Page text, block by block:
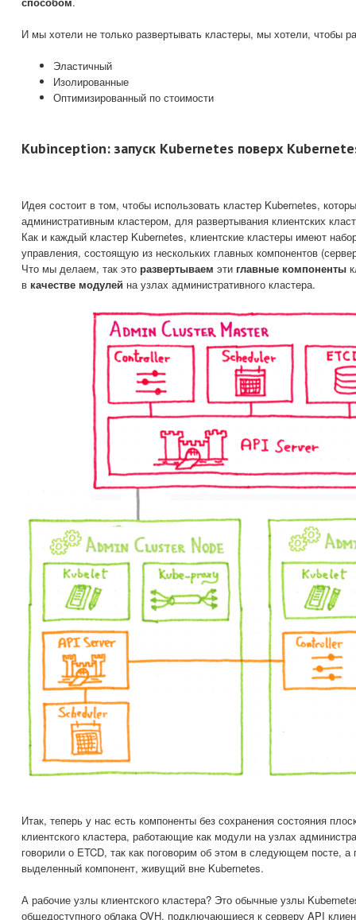
И мы хотели не только развертывать кластеры, мы хотели, чтобы
Эластичный
Изолированные
Оптимизированный по стоимости
Kubinception: запуск Kubernetes поверх
Идея состоит в том, чтобы использовать кластер Kubernetes,
административным кластером, для развертывания клиентских
Как и каждый кластер Kubernetes, клиентские кластеры имеют
управления, состоящую из нескольких главных компонентов
Что мы делаем, так это развертываем эти главные компоненты
в качестве модулей на узлах административного кластера.
Итак, теперь у нас есть компоненты без сохранения состояния
клиентского кластера, работающие как модули на узлах
говорили о ETCD, так как поговорим об этом в следующем посте, а
выделенный компонент, живущий вне Kubernetes.
А рабочие узлы клиентского кластера? Это обычные узлы
общедоступного облака OVH, подключающиеся к серверу API